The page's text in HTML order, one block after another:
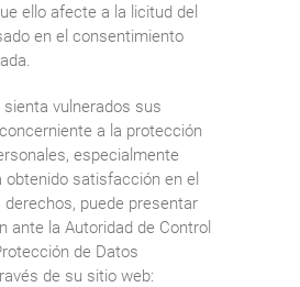
ello afecte a la licitud del
en el consentimiento
vulnerados sus
a la protección
especialmente
obtenido satisfacción en el
puede presentar
ante la Autoridad de Control
de Datos
de su sitio web: